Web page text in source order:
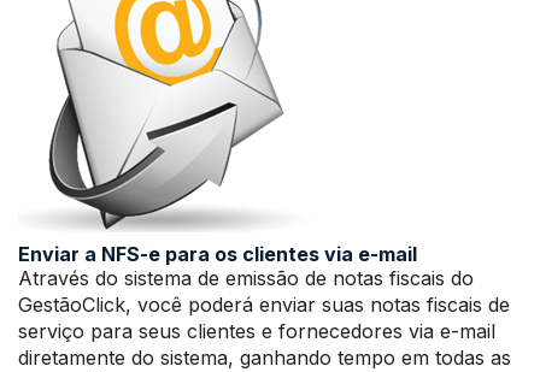
Enviar a NFS-e para os clientes via e-mail
Através do sistema de emissão de notas fiscais do
GestãoClick, você poderá enviar suas notas fiscais de
serviço para seus clientes e fornecedores via e-mail
diretamente do sistema, ganhando tempo em todas as